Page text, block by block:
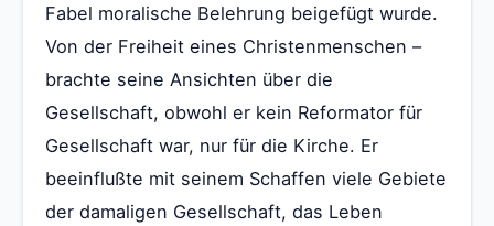
Fabel moralische Belehrung beigefügt wurde.
Von der Freiheit eines Christenmenschen –
brachte seine Ansichten über die
Gesellschaft, obwohl er kein Reformator für
Gesellschaft war, nur für die Kirche. Er
beeinflußte mit seinem Schaffen viele Gebiete
der damaligen Gesellschaft, das Leben